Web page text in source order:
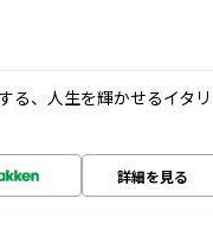
る、人生を輝かせるイタリ
詳細を見る